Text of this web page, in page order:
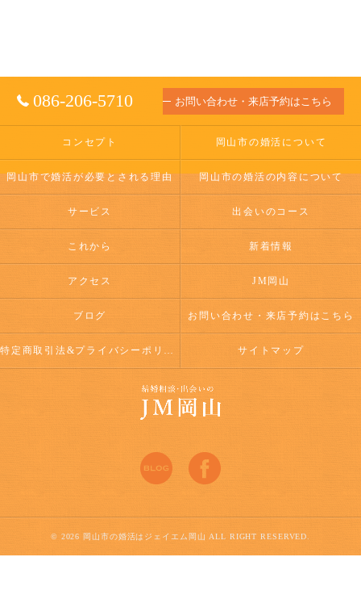
086-206-5710 お問い合わせ・来店予約はこちら
コンセプト 岡山市の婚活について
岡山市で婚活が必要とされる理由 岡山市の婚活の内容について
サービス 出会いのコース
これから 新着情報
アクセス JM岡山
ブログ お問い合わせ・来店予約はこちら
特定商取引法&プライバシーポリシー サイトマップ
© 2026 岡山市の婚活はジェイエム岡山 ALL RIGHT RESERVED.